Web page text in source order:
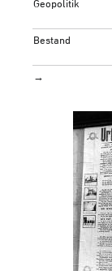
Geopolitik
Bestand
→